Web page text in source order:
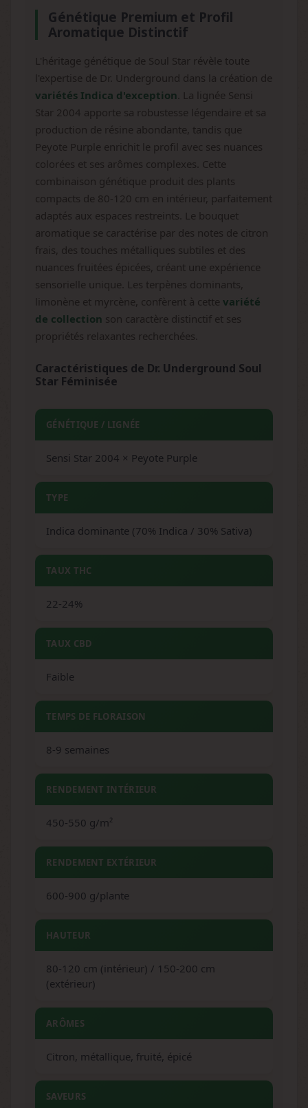
Génétique Premium et Profil
Aromatique Distinctif
L'héritage génétique de Soul Star révèle toute
l'expertise de Dr. Underground dans la création de
variétés Indica d'exception . La lignée Sensi
Star 2004 apporte sa robustesse légendaire et sa
production de résine abondante, tandis que
Peyote Purple enrichit le profil avec ses nuances
colorées et ses arômes complexes. Cette
combinaison génétique produit des plants
compacts de 80-120 cm en intérieur, parfaitement
adaptés aux espaces restreints. Le bouquet
aromatique se caractérise par des notes de citron
frais, des touches métalliques subtiles et des
nuances fruitées épicées, créant une expérience
sensorielle unique. Les terpènes dominants,
limonène et myrcène, confèrent à cette variété
de collection son caractère distinctif et ses
propriétés relaxantes recherchées.
Caractéristiques de Dr. Underground Soul
Star Féminisée
GÉNÉTIQUE / LIGNÉE
Sensi Star 2004 × Peyote Purple
TYPE
Indica dominante (70% Indica / 30% Sativa)
TAUX THC
22-24%
TAUX CBD
Faible
TEMPS DE FLORAISON
8-9 semaines
RENDEMENT INTÉRIEUR
450-550 g/m²
RENDEMENT EXTÉRIEUR
600-900 g/plante
HAUTEUR
80-120 cm (intérieur) / 150-200 cm
(extérieur)
ARÔMES
Citron, métallique, fruité, épicé
SAVEURS